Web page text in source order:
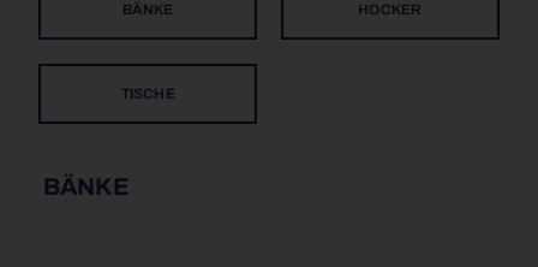
BÄNKE HOCKER
TISCHE
BÄNKE